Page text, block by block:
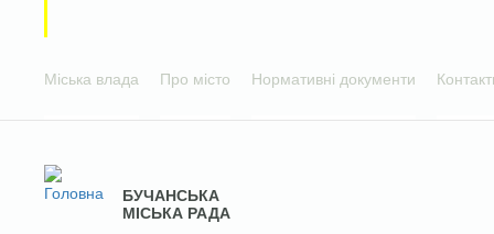
Міська влада Про місто Нормативні документи
БУЧАНСЬКА
МІСЬКА РАДА